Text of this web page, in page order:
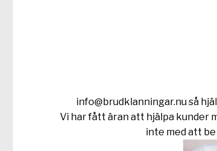
info@brudklanningar.nuså
Vi har fått äran att hjälpa kunder
inte med att be